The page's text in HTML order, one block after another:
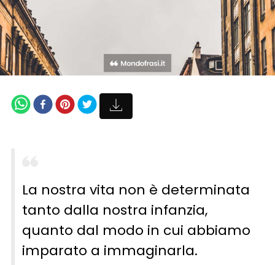
La nostra vita non è determinata
tanto dalla nostra infanzia,
quanto dal modo in cui abbiamo
imparato a immaginarla.